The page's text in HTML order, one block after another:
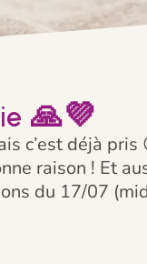
🙏💜
c’est déjà
raison ! Et
du 17/07